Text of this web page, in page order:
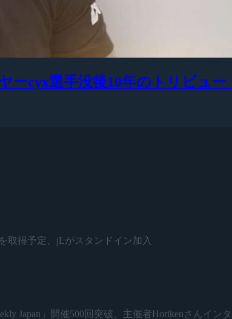
ーcyx選手没後10年のトリビュ
取得予定、jLがスタンドイン加入
Japan」開催500回突破、主催者Horikenさんイン